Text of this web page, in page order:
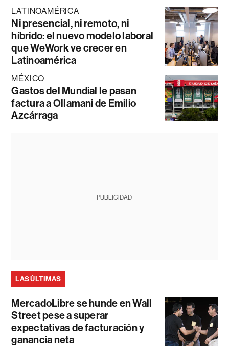
LATINOAMÉRICA
Ni presencial, ni remoto, ni
híbrido: el nuevo modelo laboral
que WeWork ve crecer en
Latinoamérica
MÉXICO
Gastos del Mundial le pasan
factura a Ollamani de Emilio
Azcárraga
PUBLICIDAD
LAS ÚLTIMAS
MercadoLibre se hunde en Wall
Street pese a superar
expectativas de facturación y
ganancia neta